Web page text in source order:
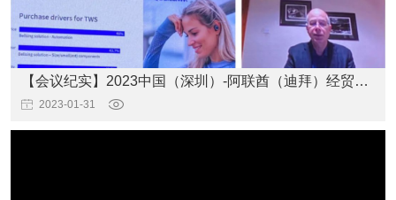
【会议纪实】2023中国（深圳）-阿联酋（迪拜）经贸合
作交流会
2023-01-31